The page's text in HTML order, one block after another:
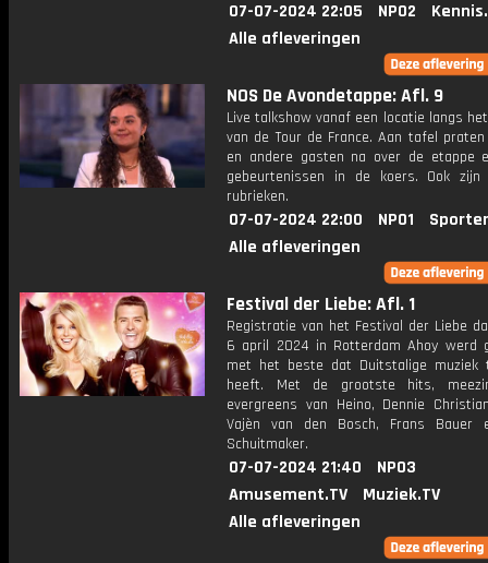
07-07-2024 22:05 NPO2
Alle afleveringen
NOS De Avondetappe: Afl. 9
Live talkshow vanaf een locatie langs
van de Tour de France. Aan tafel
en andere gasten na over de etappe
gebeurtenissen in de koers. Ook
rubrieken.
07-07-2024 22:00 NPO1
Alle afleveringen
Festival der Liebe: Afl. 1
Registratie van het Festival der Liebe
6 april 2024 in Rotterdam Ahoy werd
met het beste dat Duitstalige muziek
heeft. Met de grootste hits,
evergreens van Heino, Dennie
Vajèn van den Bosch, Frans Bauer
Schuitmaker.
07-07-2024 21:40
NPO3
Amusement.TV
Muziek.TV
Alle afleveringen